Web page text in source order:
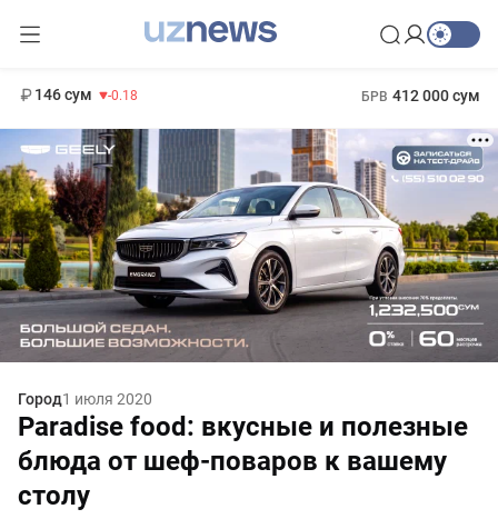
146 сум -0.18 БРВ 412 000 сум
Город1 июля 2020
Paradise food: вкусные и полезные
блюда от шеф-поваров к вашему
столу